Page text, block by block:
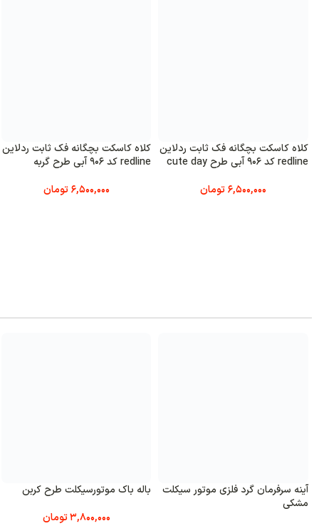
کلاه کاسکت بچگانه فک ثابت ردلاین
redline کد 906 آبی طرح cute day
6,500,000تومان
کلاه کاسکت بچگانه فک ثابت ردلاین
redline کد 906 آبی طرح گربه
6,500,000 تومان
آینه سرفرمان گرد فلزی موتور سیکلت
مشکی
باله باک موتورسیکلت طرح کربن
3,800,000تومان